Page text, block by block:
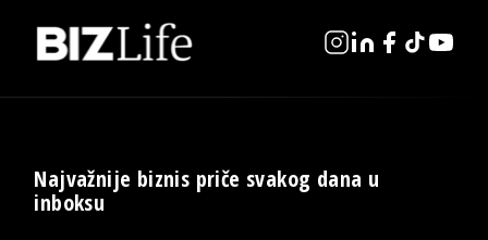
Najvažnije biznis priče svakog dana u
inboksu